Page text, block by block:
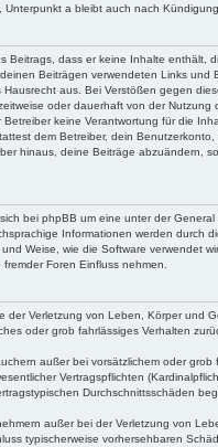
a bleibt auch nach
Beitrags, dass er keine Inhalte enthält,
Beiträgen verwendeten Links und
aus. Bei Verstößen gegen
oder dauerhaft von der Nutzung
keine Verantwortung für die
dem Betreiber, dein
hinaus, deine Beiträge abzuändern,
bei phpBB um eine unter der
Informationen werden durch
Weise, wie die Software verwendet
Foren Einfluss nehmen.
der Verletzung von Leben, Körper und
oder grob fahrlässiges Verhalten
außer bei vorsätzlichem oder
Vertragspflichten
Durchschnittsschäden
außer bei der Verletzung von
typischerweise vorhersehbaren